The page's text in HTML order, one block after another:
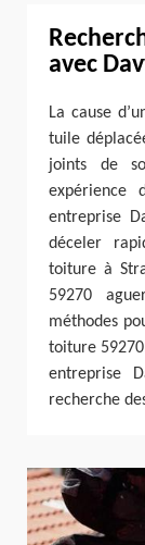
avec
La cause
tuile
joints de
expérience
entreprise
déceler
toiture à
59270
méthodes
toiture
entreprise
recherche